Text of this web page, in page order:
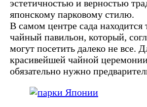
эстетичностью и верностью
японскому парковому стилю.
В самом центре сада
чайный павильон, который,
могут посетить далеко не все.
красивейшей чайной
обязательно нужно